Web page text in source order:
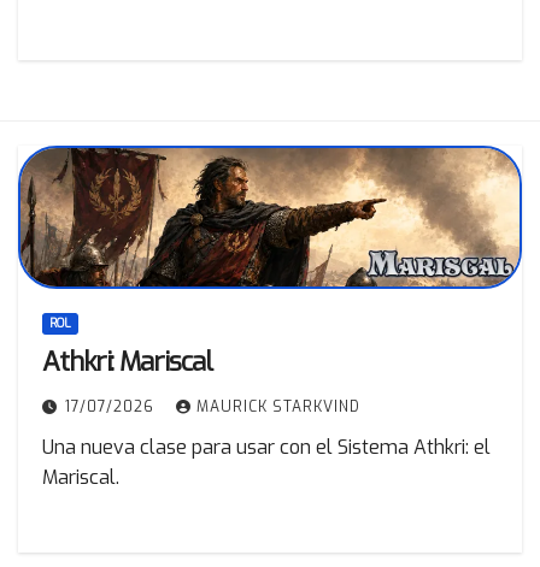
ROL
Athkri: Mariscal
17/07/2026 MAURICK STARKVIND
Una nueva clase para usar con el Sistema Athkri: el
Mariscal.